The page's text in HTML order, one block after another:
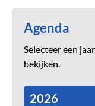
Agenda
Selecteer een
bekijken.
2026